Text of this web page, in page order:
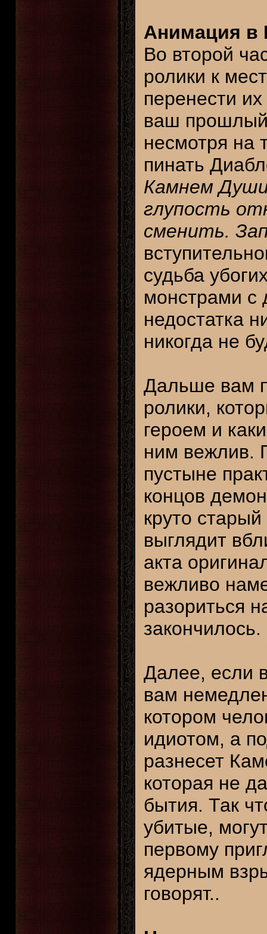
Анимация в
Во второй
ролики к
перенести
ваш прошлый
несмотря на
пинать
Камнем
глупость
сменить.
судьба
монстрами с
недостатка
никогда не
Дальше вам
ролики,
героем и
ним вежлив.
пустыне
концов
круто
выглядит
акта
вежливо
разориться
закончилось.
Далее, если
вам
котором
идиотом, а
разнесет
которая не
бытия. Так
убитые,
первому
ядерным
говорят..